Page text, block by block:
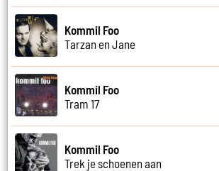
Kommil Foo
Tarzan en Jane
Kommil Foo
Tram 17
Kommil Foo
Trek je schoenen aan